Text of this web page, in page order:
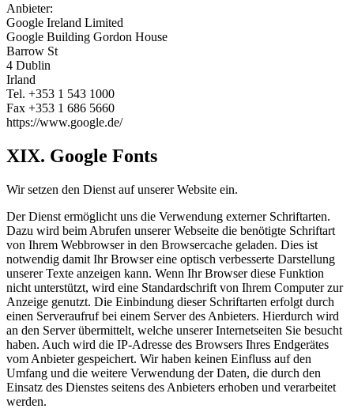
Anbieter:
Google Ireland Limited
Google Building Gordon House
Barrow St
4 Dublin
Irland
Tel. +353 1 543 1000
Fax +353 1 686 5660
https://www.google.de/
XIX. Google Fonts
Wir setzen den Dienst auf unserer Website ein.
Der Dienst ermöglicht uns die Verwendung externer Schriftarten.
Dazu wird beim Abrufen unserer Webseite die benötigte Schriftart
von Ihrem Webbrowser in den Browsercache geladen. Dies ist
notwendig damit Ihr Browser eine optisch verbesserte Darstellung
unserer Texte anzeigen kann. Wenn Ihr Browser diese Funktion
nicht unterstützt, wird eine Standardschrift von Ihrem Computer zur
Anzeige genutzt. Die Einbindung dieser Schriftarten erfolgt durch
einen Serveraufruf bei einem Server des Anbieters. Hierdurch wird
an den Server übermittelt, welche unserer Internetseiten Sie besucht
haben. Auch wird die IP-Adresse des Browsers Ihres Endgerätes
vom Anbieter gespeichert. Wir haben keinen Einfluss auf den
Umfang und die weitere Verwendung der Daten, die durch den
Einsatz des Dienstes seitens des Anbieters erhoben und verarbeitet
werden.